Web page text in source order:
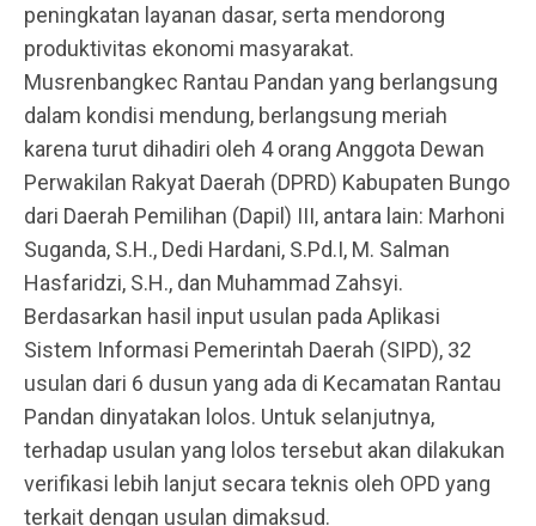
peningkatan layanan dasar, serta mendorong
produktivitas ekonomi masyarakat.
Musrenbangkec Rantau Pandan yang berlangsung
dalam kondisi mendung, berlangsung meriah
karena turut dihadiri oleh 4 orang Anggota Dewan
Perwakilan Rakyat Daerah (DPRD) Kabupaten Bungo
dari Daerah Pemilihan (Dapil) III, antara lain: Marhoni
Suganda, S.H., Dedi Hardani, S.Pd.I, M. Salman
Hasfaridzi, S.H., dan Muhammad Zahsyi.
Berdasarkan hasil input usulan pada Aplikasi
Sistem Informasi Pemerintah Daerah (SIPD), 32
usulan dari 6 dusun yang ada di Kecamatan Rantau
Pandan dinyatakan lolos. Untuk selanjutnya,
terhadap usulan yang lolos tersebut akan dilakukan
verifikasi lebih lanjut secara teknis oleh OPD yang
terkait dengan usulan dimaksud.